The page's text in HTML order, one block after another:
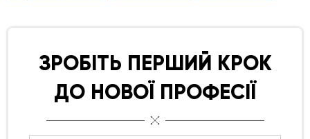
ЗРОБІТЬ ПЕРШИЙ КРОК
ДО НОВОЇ ПРОФЕСІЇ